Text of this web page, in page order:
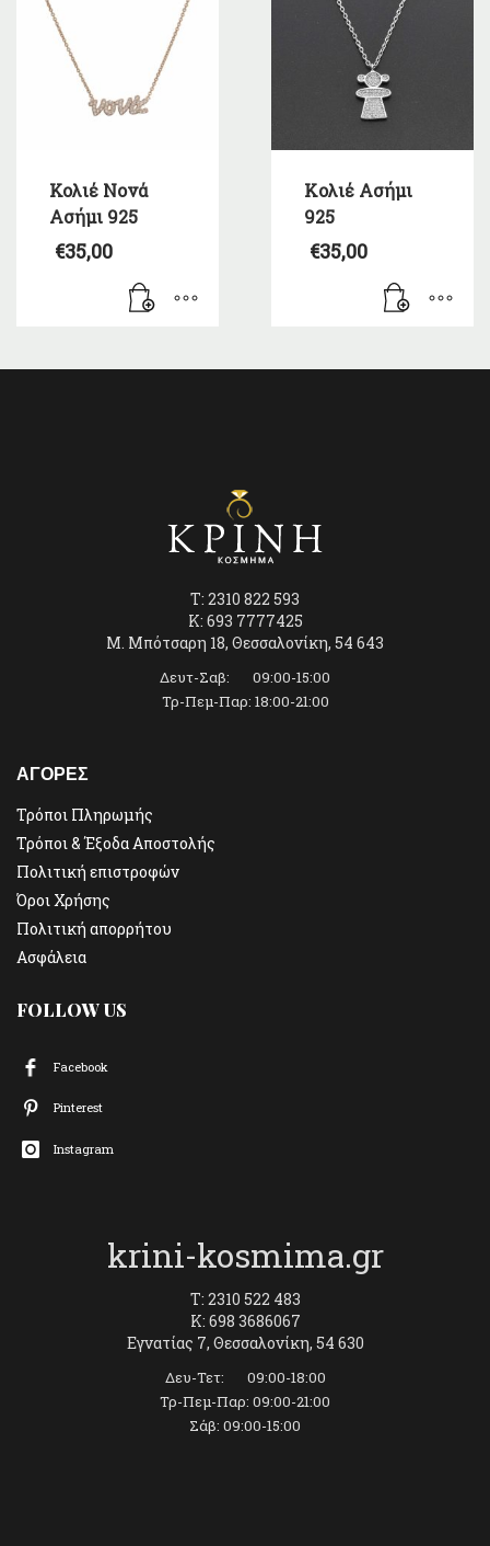
Κολιέ Νονά
Ασήμι 925
€35,00
Kολιέ Ασήμι
925
€35,00
T: 2310 822 593
K: 693 7777425
Μ. Μπότσαρη 18, Θεσσαλονίκη, 54 643
Δευτ-Σαβ: 09:00-15:00
Τρ-Πεμ-Παρ: 18:00-21:00
ΑΓΟΡΕΣ
Τρόποι Πληρωμής
Τρόποι & Έξοδα Αποστολής
Πολιτική επιστροφών
Όροι Χρήσης
Πολιτική απορρήτου
Ασφάλεια
FOLLOW US
Facebook
Pinterest
Instagram
krini-kosmima.gr
T: 2310 522 483
K: 698 3686067
Εγνατίας 7, Θεσσαλονίκη, 54 630
Δευ-Τετ: 09:00-18:00
Τρ-Πεμ-Παρ: 09:00-21:00
Σάβ: 09:00-15:00